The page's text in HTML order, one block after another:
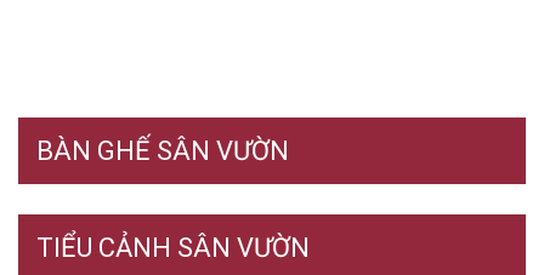
BÀN GHẾ SÂN VƯỜN
TIỂU CẢNH SÂN VƯỜN